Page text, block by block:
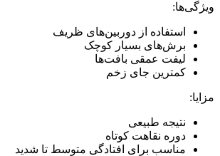
ویژگی‌ها:
استفاده از دوربین‌های ظریف
برش‌های بسیار کوچک
لیفت عمقی بافت‌ها
کمترین جای زخم
مزایا:
نتیجه طبیعی
دوره نقاهت کوتاه
مناسب برای افتادگی متوسط تا شدید